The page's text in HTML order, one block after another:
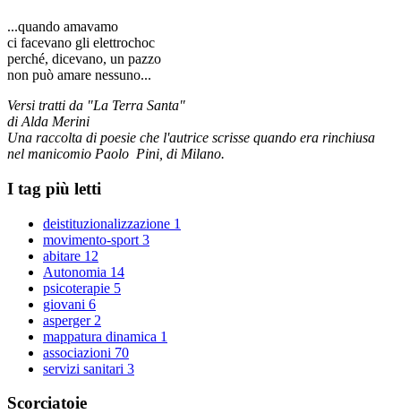
...quando amavamo
ci facevano gli elettrochoc
perché, dicevano, un pazzo
non può amare nessuno...
Versi tratti da "La Terra Santa"
di Alda Merini
Una raccolta di poesie che l'autrice scrisse quando era rinchiusa
nel manicomio Paolo Pini, di Milano.
I tag più letti
deistituzionalizzazione 1
movimento-sport 3
abitare 12
Autonomia 14
psicoterapie 5
giovani 6
asperger 2
mappatura dinamica 1
associazioni 70
servizi sanitari 3
Scorciatoie